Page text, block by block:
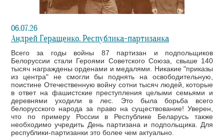
06.07.26
Андрей Геращенко. Республика-партизанка
Всего за годы войны 87 партизан и подпольщиков
Белоруссии стали Героями Советского Союза, свыше 140
тысяч награждены орденами и медалями. Никакие "приказы
из центра" не смогли бы поднять на освободительную,
поистине Отечественную войну сотни тысяч людей, которые
в ответ на фашистские преступления целыми семьями и
деревнями уходили в лес. Это была борьба всего
белорусского народа за право на существование! Уверен,
что по примеру России в Республике Беларусь также
необходимо учредить День партизана и подпольщика. Для
республики-партизанки это более чем актуально.